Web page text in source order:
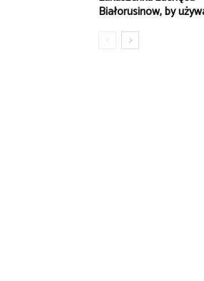
Białorusinów, by